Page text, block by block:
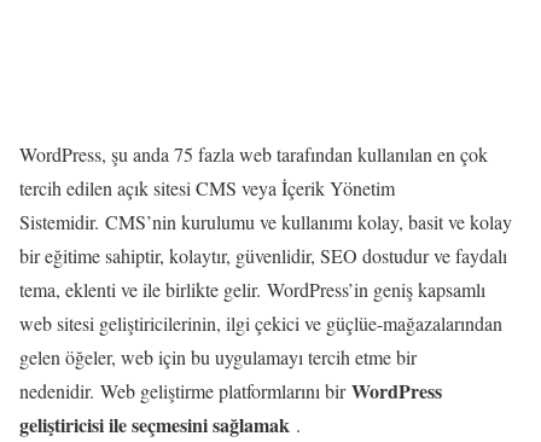
WordPress, şu anda 75 fazla web tarafından kullanılan en çok
tercih edilen açık sitesi CMS veya İçerik Yönetim
Sistemidir. CMS’nin kurulumu ve kullanımı kolay, basit ve kolay
bir eğitime sahiptir, kolaytır, güvenlidir, SEO dostudur ve faydalı
tema, eklenti ve ile birlikte gelir. WordPress’in geniş kapsamlı
web sitesi geliştiricilerinin, ilgi çekici ve güçlüe-mağazalarından
gelen öğeler, web için bu uygulamayı tercih etme bir
nedenidir. Web geliştirme platformlarını birWordPress
geliştiricisi ile seçmesini sağlamak .